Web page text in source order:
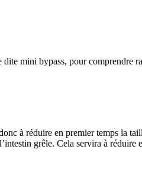
dite mini bypass, pour comprendre
à réduire en premier temps la
grêle. Cela servira à réduire